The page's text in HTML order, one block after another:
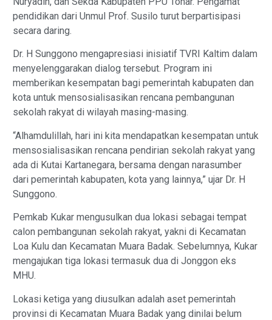
pendidikan dari Unmul Prof. Susilo turut berpartisipasi
secara daring.
Dr. H Sunggono mengapresiasi inisiatif TVRI Kaltim dalam
menyelenggarakan dialog tersebut. Program ini
memberikan kesempatan bagi pemerintah kabupaten dan
kota untuk mensosialisasikan rencana pembangunan
sekolah rakyat di wilayah masing-masing.
“Alhamdulillah, hari ini kita mendapatkan kesempatan untuk
mensosialisasikan rencana pendirian sekolah rakyat yang
ada di Kutai Kartanegara, bersama dengan narasumber
dari pemerintah kabupaten, kota yang lainnya,” ujar Dr. H
Sunggono.
Pemkab Kukar mengusulkan dua lokasi sebagai tempat
calon pembangunan sekolah rakyat, yakni di Kecamatan
Loa Kulu dan Kecamatan Muara Badak. Sebelumnya, Kukar
mengajukan tiga lokasi termasuk dua di Jonggon eks
MHU.
Lokasi ketiga yang diusulkan adalah aset pemerintah
provinsi di Kecamatan Muara Badak yang dinilai belum